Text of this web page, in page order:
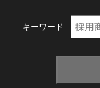
キーワード